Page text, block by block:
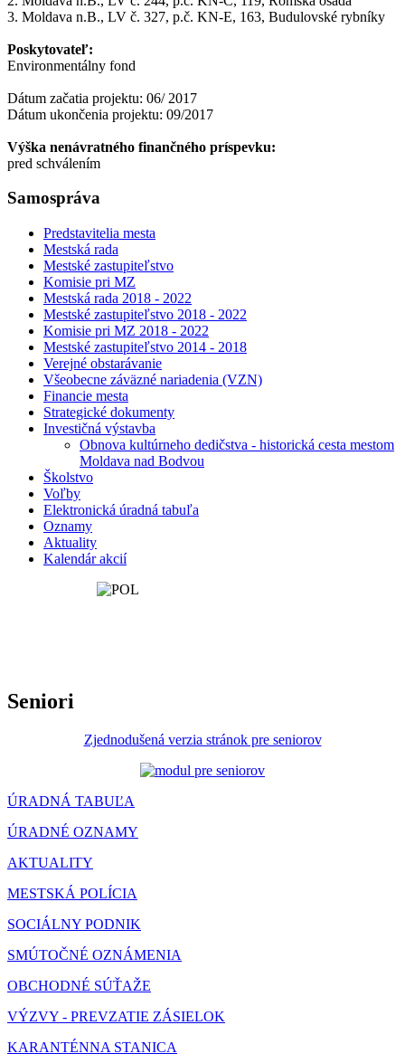
3. Moldava n.B., LV č. 327, p.č. KN-E, 163, Budulovské rybníky
Poskytovateľ:
Environmentálny fond
Dátum začatia projektu: 06/ 2017
Dátum ukončenia projektu: 09/2017
Výška nenávratného finančného príspevku:
pred schválením
Samospráva
Predstavitelia mesta
Mestská rada
Mestské zastupiteľstvo
Komisie pri MZ
Mestská rada 2018 - 2022
Mestské zastupiteľstvo 2018 - 2022
Komisie pri MZ 2018 - 2022
Mestské zastupiteľstvo 2014 - 2018
Verejné obstarávanie
Všeobecne záväzné nariadenia (VZN)
Financie mesta
Strategické dokumenty
Investičná výstavba
Obnova kultúrneho dedičstva - historická cesta mestom
Moldava nad Bodvou
Školstvo
Voľby
Elektronická úradná tabuľa
Oznamy
Aktuality
Kalendár akcií
Seniori
Zjednodušená verzia stránok pre seniorov
ÚRADNÁ TABUĽA
ÚRADNÉ OZNAMY
AKTUALITY
MESTSKÁ POLÍCIA
SOCIÁLNY PODNIK
SMÚTOČNÉ OZNÁMENIA
OBCHODNÉ SÚŤAŽE
VÝZVY - PREVZATIE ZÁSIELOK
KARANTÉNNA STANICA